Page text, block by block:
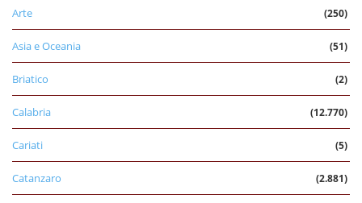
Arte (250)
Asia e Oceania (51)
Briatico (2)
Calabria (12.770)
Cariati (5)
Catanzaro (2.881)